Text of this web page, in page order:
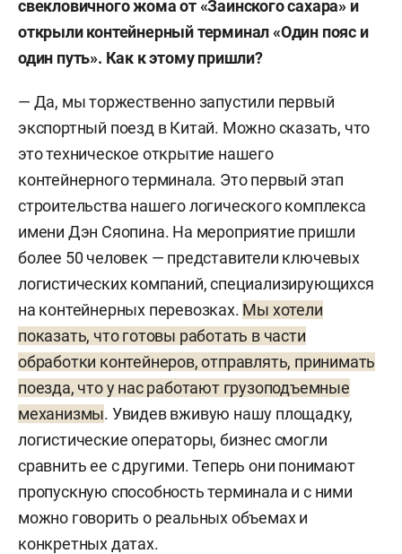
свекловичного жома от «Заинского сахара» и
открыли контейнерный терминал «Один пояс и
один путь». Как к этому пришли?
— Да, мы торжественно запустили первый
экспортный поезд в Китай. Можно сказать, что
это техническое открытие нашего
контейнерного терминала. Это первый этап
строительства нашего логического комплекса
имени Дэн Сяопина. На мероприятие пришли
более 50 человек — представители ключевых
логистических компаний, специализирующихся
на контейнерных перевозках. Мы хотели
показать, что готовы работать в части
обработки контейнеров, отправлять, принимать
поезда, что у нас работают грузоподъемные
механизмы. Увидев вживую нашу площадку,
логистические операторы, бизнес смогли
сравнить ее с другими. Теперь они понимают
пропускную способность терминала и с ними
можно говорить о реальных объемах и
конкретных датах.